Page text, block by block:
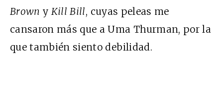
Brown y Kill Bill, cuyas peleas me
cansaron más que a Uma Thurman, por la
que también siento debilidad.